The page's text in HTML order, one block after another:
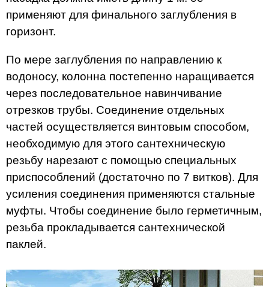
применяют для финального заглубления в
горизонт.
По мере заглубления по направлению к
водоносу, колонна постепенно наращивается
через последовательное навинчивание
отрезков трубы. Соединение отдельных
частей осуществляется винтовым способом,
необходимую для этого сантехническую
резьбу нарезают с помощью специальных
приспособлений (достаточно по 7 витков). Для
усиления соединения применяются стальные
муфты. Чтобы соединение было герметичным,
резьба прокладывается сантехнической
паклей.